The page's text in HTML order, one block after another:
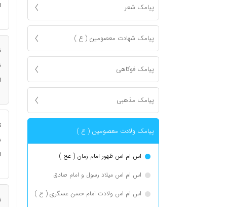
پیامک شعر
پیامک شهادت معصومين ( ع )
پیامک فوکاهی
پیامک مذهبی
پیامک ولادت معصومین ( ع )
اس ام اس ظهور امام زمان ( عج )
اس ام اس میلاد رسول و امام صادق
اس ام اس ولادت امام حسن عسگری ( ع )